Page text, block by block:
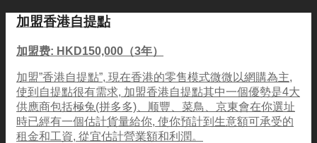
加盟香港自提點
加盟费: HKD150,000（3年）
加盟”香港自提點”, 現在香港的零售模式微微以網購為主,
使到自提點很有需求, 加盟香港自提點其中一個優勢是4大
供應商包括極兔(拼多多)、顺豐、菜鳥、京東會在你選址
時已經有一個估計貨量給你, 使你預計到生意額可承受的
租金和工資, 從宜估計營業額和利潤。